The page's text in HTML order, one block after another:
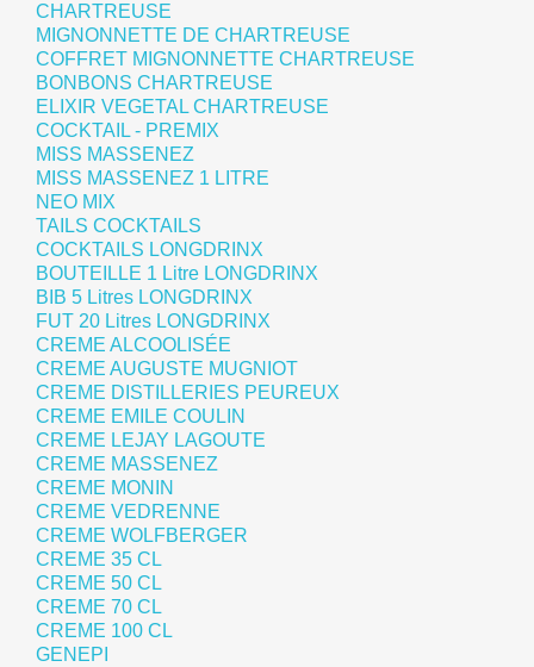
CHARTREUSE
MIGNONNETTE DE CHARTREUSE
COFFRET MIGNONNETTE CHARTREUSE
BONBONS CHARTREUSE
ELIXIR VEGETAL CHARTREUSE
COCKTAIL - PREMIX
MISS MASSENEZ
MISS MASSENEZ 1 LITRE
NEO MIX
TAILS COCKTAILS
COCKTAILS LONGDRINX
BOUTEILLE 1 Litre LONGDRINX
BIB 5 Litres LONGDRINX
FUT 20 Litres LONGDRINX
CREME ALCOOLISÉE
CREME AUGUSTE MUGNIOT
CREME DISTILLERIES PEUREUX
CREME EMILE COULIN
CREME LEJAY LAGOUTE
CREME MASSENEZ
CREME MONIN
CREME VEDRENNE
CREME WOLFBERGER
CREME 35 CL
CREME 50 CL
CREME 70 CL
CREME 100 CL
GENEPI